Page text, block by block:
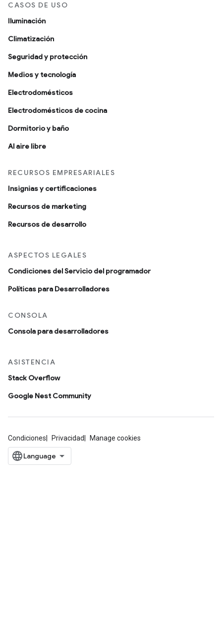
CASOS DE USO
Iluminación
Climatización
Seguridad y protección
Medios y tecnología
Electrodomésticos
Electrodomésticos de cocina
Dormitorio y baño
Al aire libre
RECURSOS EMPRESARIALES
Insignias y certificaciones
Recursos de marketing
Recursos de desarrollo
ASPECTOS LEGALES
Condiciones del Servicio del programador
Políticas para Desarrolladores
CONSOLA
Consola para desarrolladores
ASISTENCIA
Stack Overflow
Google Nest Community
Condiciones Privacidad Manage cookies